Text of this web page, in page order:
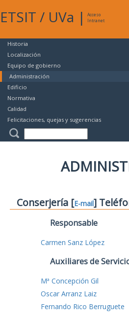
ETSIT / UVa |
Acceso
Intranet
Historia
Localización
Equipo de gobierno
Administración
Edificio
Normativa
Calidad
Felicitaciones, quejas y sugerencias
Conserjería [E-mail]
Responsable
Carmen Sanz López
Auxiliares de
Mª Concepción Gil
Oscar Arranz Laiz
Fernando Rico Berruguete